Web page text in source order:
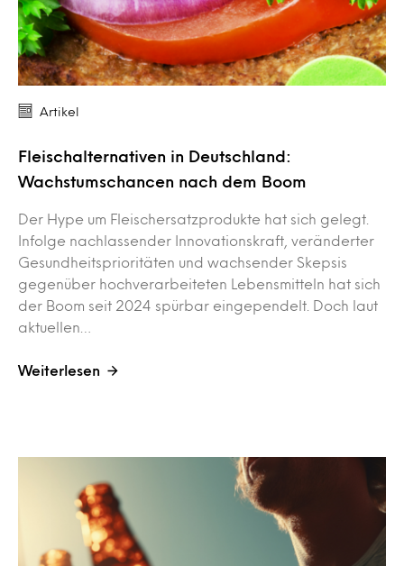
Artikel
Fleischalternativen in Deutschland:
Wachstumschancen nach dem Boom
Der Hype um Fleischersatzprodukte hat sich gelegt.
Infolge nachlassender Innovationskraft, veränderter
Gesundheitsprioritäten und wachsender Skepsis
gegenüber hochverarbeiteten Lebensmitteln hat sich
der Boom seit 2024 spürbar eingependelt. Doch laut
aktuellen…
Weiterlesen